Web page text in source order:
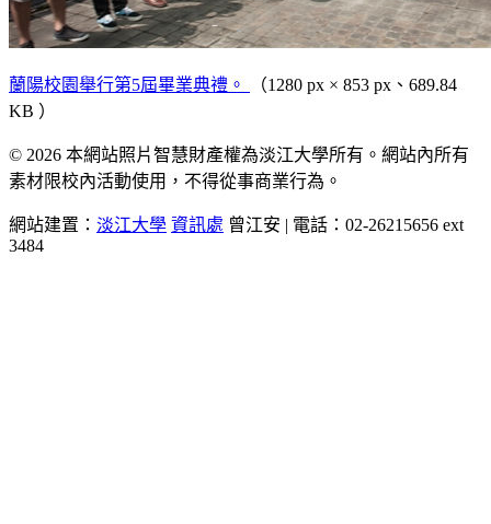
蘭陽校園舉行第5屆畢業典禮。
（1280 px × 853 px、689.84
KB ）
© 2026 本網站照片智慧財產權為淡江大學所有。網站內所有
素材限校內活動使用，不得從事商業行為。
網站建置： 淡江大學 資訊處 曾江安 | 電話：02-26215656 ext
3484